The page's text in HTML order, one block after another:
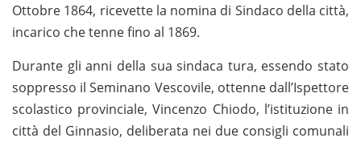
Ottobre 1864, ricevette la nomina di Sindaco della città,
incarico che tenne fino al 1869.
Durante gli anni della sua sindaca tura, essendo stato
soppresso il Seminano Vescovile, ottenne dall’Ispettore
scolastico provinciale, Vincenzo Chiodo, l’istituzione in
città del Ginnasio, deliberata nei due consigli comunali